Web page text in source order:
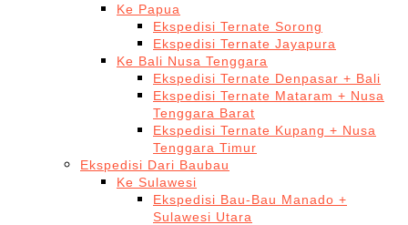
Ke Papua
Ekspedisi Ternate Sorong
Ekspedisi Ternate Jayapura
Ke Bali Nusa Tenggara
Ekspedisi Ternate Denpasar + Bali
Ekspedisi Ternate Mataram + Nusa
Tenggara Barat
Ekspedisi Ternate Kupang + Nusa
Tenggara Timur
Ekspedisi Dari Baubau
Ke Sulawesi
Ekspedisi Bau-Bau Manado +
Sulawesi Utara